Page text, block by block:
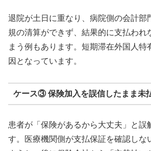
退院が土日に重なり、病院側の会計部
規の清算ができず、結果的に支払われ
まう例もあります。短期滞在外国人特
因となっています。
ケース③ 保険加入を誤信したまま未
患者が「保険があるから大丈夫」と誤
す。医療機関側が支払保証を確認しな